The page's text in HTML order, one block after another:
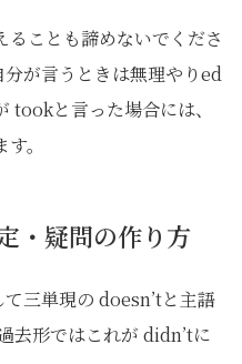
ることも諦めないでくださ
が言うときは無理やりed
tookと言った場合には、
。
・疑問の作り方
三単現の doesn’tと主語
去形ではこれが didn’tに